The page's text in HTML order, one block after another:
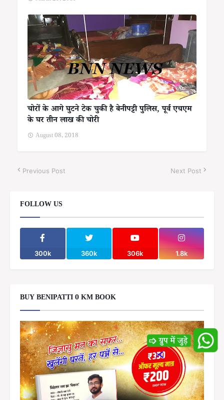
चोरों के आगे घुटने टेक चुकी है बेनीपट्टी पुलिस, पूर्व एचएम
के घर तीन लाख की चोरी
August 08, 2018
Previous Post Next Post
FOLLOW US
300k 360k 306k 1.8k
BUY BENIPATTI 0 KM BOOK